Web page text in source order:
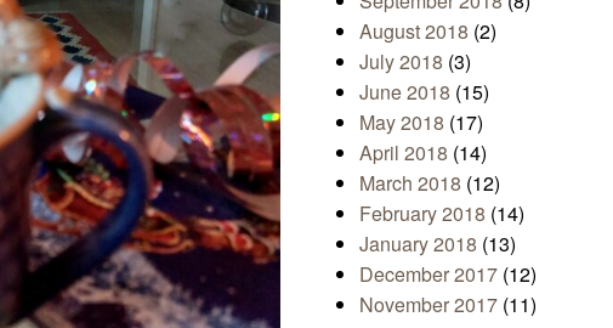
August 2018 (2)
July 2018 (3)
June 2018 (15)
May 2018 (17)
April 2018 (14)
March 2018 (12)
February 2018 (14)
January 2018 (13)
December 2017 (12)
November 2017 (11)